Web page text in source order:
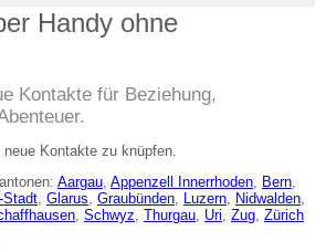
Handy ohne
Kontakte für Beziehung,
Kontakte zu knüpfen.
Aargau Appenzell Innerrhoden Bern
Stadt Glarus Graubünden Luzern Nidwalden
Schwyz Thurgau Uri Zug Zürich